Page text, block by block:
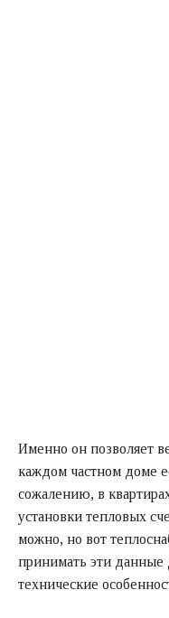
Именно он позволяет
каждом частном доме
сожалению, в
установки тепловых
можно, но вот
принимать эти данные
технические